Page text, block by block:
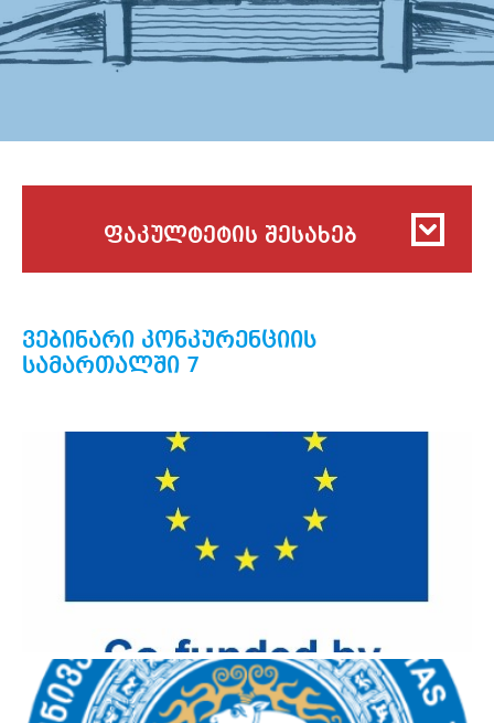
ფაკულტეტის შესახებ
ვებინარი კონკურენციის
სამართალში 7